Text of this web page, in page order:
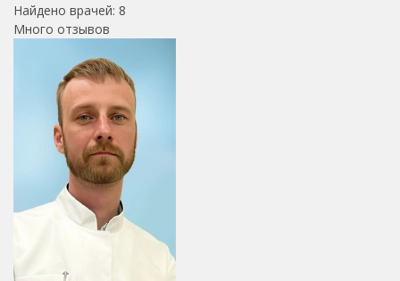
Найдено врачей: 8
Много отзывов